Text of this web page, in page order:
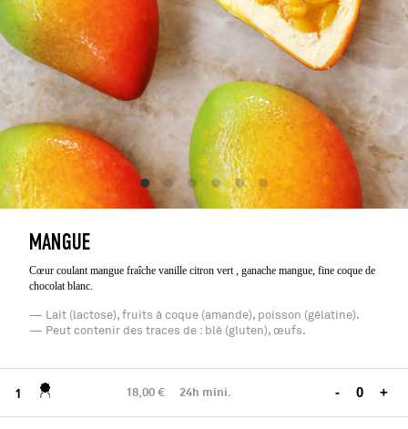
MANGUE
Cœur coulant mangue fraîche vanille citron vert , ganache mangue, fine coque de
chocolat blanc.
— Lait (lactose), fruits à coque (amande), poisson (gélatine).
— Peut contenir des traces de : blé (gluten), œufs.
1 18,00 € 24h mini. - +